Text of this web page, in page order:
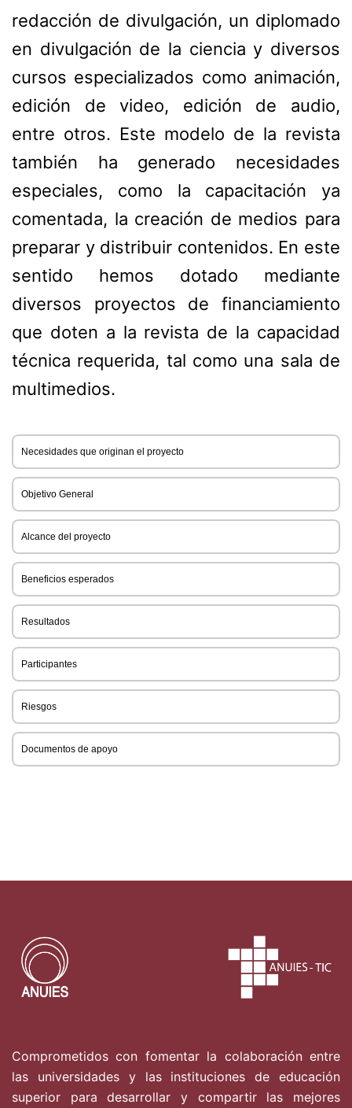
redacción de divulgación, un diplomado
en divulgación de la ciencia y diversos
cursos especializados como animación,
edición de video, edición de audio,
entre otros. Este modelo de la revista
también ha generado necesidades
especiales, como la capacitación ya
comentada, la creación de medios para
preparar y distribuir contenidos. En este
sentido hemos dotado mediante
diversos proyectos de financiamiento
que doten a la revista de la capacidad
técnica requerida, tal como una sala de
multimedios.
Necesidades que originan el proyecto
Objetivo General
Alcance del proyecto
Beneficios esperados
Resultados
Participantes
Riesgos
Documentos de apoyo
Comprometidos con fomentar la colaboración entre
las universidades y las instituciones de educación
superior para desarrollar y compartir las mejores